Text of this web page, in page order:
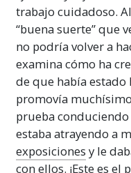
trabajo cuidadoso.
“buena suerte” que
no podría volver a
examina cómo ha
de que había
promovía
prueba conduciendo
estaba atrayendo a
exposiciones y le
con ellos. ¡Este es